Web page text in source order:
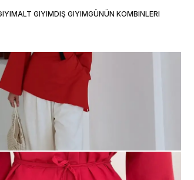
ALT GIYIMDIŞ GIYIMGÜNÜN KOMBINLERI